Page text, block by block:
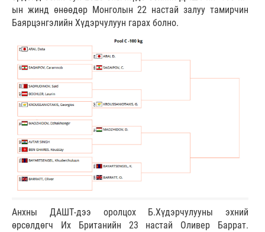
ын жинд өнөөдөр Монголын 22 настай залуу тамирчин
Баярцэнгэлийн Хүдэрчулуун гарах болно.
Анхны ДАШТ-дээ оролцох Б.Хүдэрчулууны эхний
өрсөлдөгч Их Британийн 23 настай Оливер Баррат.